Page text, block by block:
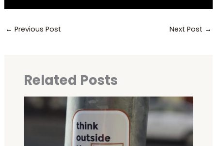
← Previous Post Next Post →
Related Posts